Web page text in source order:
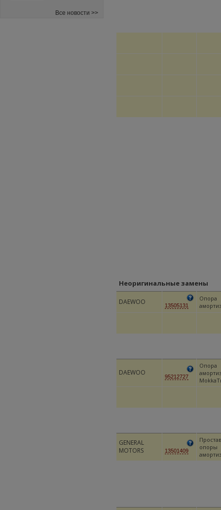
Все новости >>
Неоригинальные замены
DAEWOO 13505131
Опора
DAEWOO 95212727
Опора
GENERAL
MOTORS
13501409
опоры